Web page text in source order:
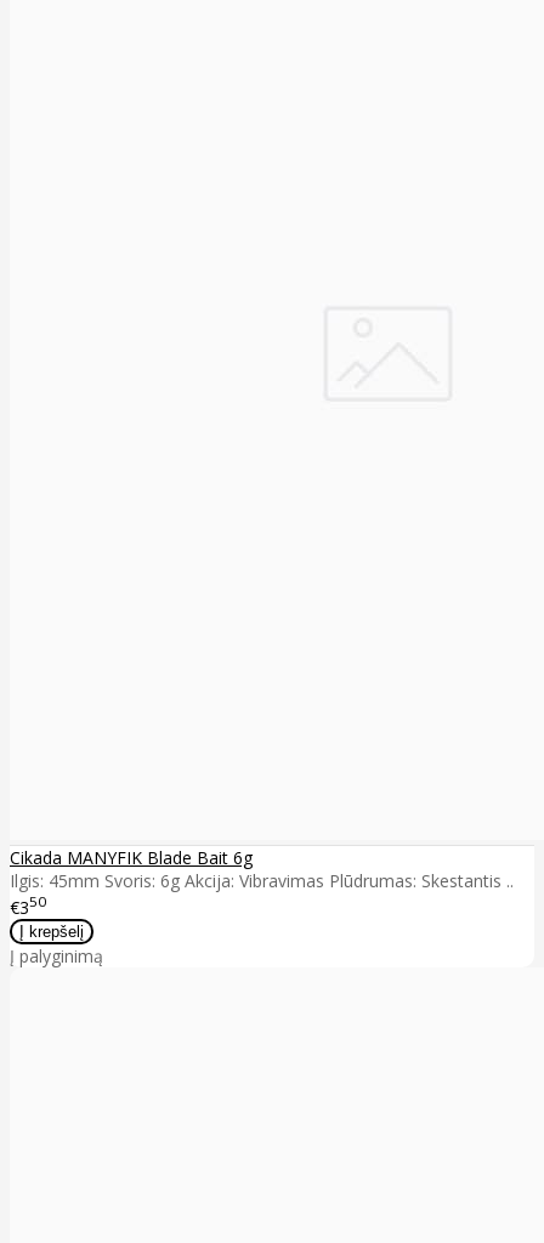
Cikada MANYFIK Blade Bait 6g
Ilgis: 45mm Svoris: 6g Akcija: Vibravimas Plūdrumas: Skestantis ..
€350
Į palyginimą